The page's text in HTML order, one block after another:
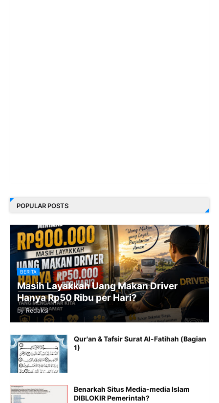
POPULAR POSTS
BERITA
Masih Layakkah Uang Makan Driver
Hanya Rp50 Ribu per Hari?
by Redaksi
Qur'an & Tafsir Surat Al-Fatihah (Bagian
1)
Benarkah Situs Media-media Islam
DIBLOKIR Pemerintah?